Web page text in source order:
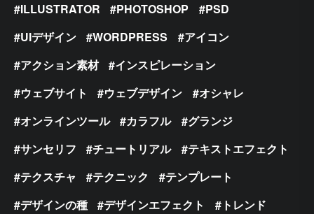
ILLUSTRATOR
PHOTOSHOP
PSD
UIデザイン
WORDPRESS
アイコン
アクション素材
インスピレーション
ウェブサイト
ウェブデザイン
オシャレ
オンラインツール
カラフル
グランジ
サンセリフ
チュートリアル
テキストエフェクト
テクスチャ
テクニック
テンプレート
デザインの種
デザインエフェクト
トレンド